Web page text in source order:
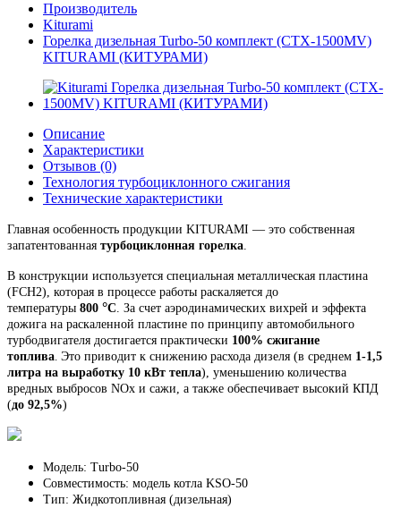
Производитель
Kiturami
Горелка дизельная Turbo-50 комплект (CTX-1500MV)
KITURAMI (КИТУРАМИ)
Описание
Характеристики
Отзывов (0)
Технология турбоциклонного сжигания
Технические характеристики
Главная особенность продукции KITURAMI — это собственная
запатентованная турбоциклонная горелка.
В конструкции используется специальная металлическая пластина
(FCH2), которая в процессе работы раскаляется до
температуры 800 °С. За счет аэродинамических вихрей и эффекта
дожига на раскаленной пластине по принципу автомобильного
турбодвигателя достигается практически 100% сжигание
топлива. Это приводит к снижению расхода дизеля (в среднем 1-1,5
литра на выработку 10 кВт тепла), уменьшению количества
вредных выбросов NOx и сажи, а также обеспечивает высокий КПД
(до 92,5%)
Модель: Turbo-50
Совместимость: модель котла KSO-50
Тип: Жидкотопливная (дизельная)